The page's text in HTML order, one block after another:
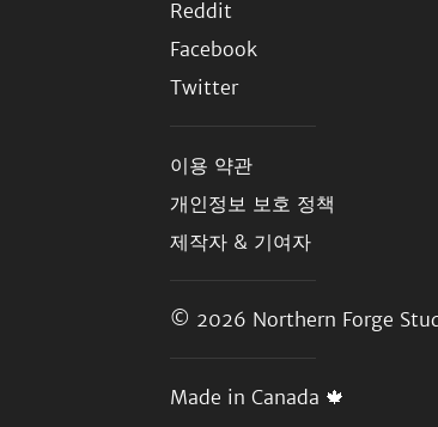
Reddit
Facebook
Twitter
이용 약관
개인정보 보호 정책
제작자 & 기여자
© 2026 Northern Forge
Made in Canada 🍁